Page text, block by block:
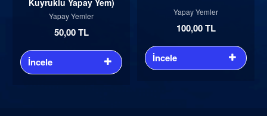
Yapay Yemler
50,00 TL
İncele
Yapay Yemler
100,00 TL
İncele